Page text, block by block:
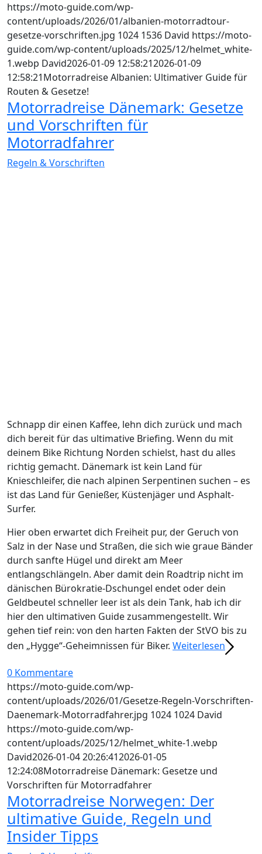
https://moto-guide.com/wp-
content/uploads/2026/01/albanien-motorradtour-
gesetze-vorschriften.jpg 1024 1536 David https://moto-
guide.com/wp-content/uploads/2025/12/helmet_white-
1.webp David2026-01-09 12:58:212026-01-09
12:58:21Motorradreise Albanien: Ultimativer Guide für
Routen & Gesetze!
Motorradreise Dänemark: Gesetze
und Vorschriften für
Motorradfahrer
Regeln & Vorschriften
Schnapp dir einen Kaffee, lehn dich zurück und mach
dich bereit für das ultimative Briefing. Wenn du mit
deinem Bike Richtung Norden schielst, hast du alles
richtig gemacht. Dänemark ist kein Land für
Knieschleifer, die nach alpinen Serpentinen suchen – es
ist das Land für Genießer, Küstenjäger und Asphalt-
Surfer.
Hier oben erwartet dich Freiheit pur, der Geruch von
Salz in der Nase und Straßen, die sich wie graue Bänder
durch sanfte Hügel und direkt am Meer
entlangschlängeln. Aber damit dein Roadtrip nicht im
dänischen Bürokratie-Dschungel endet oder dein
Geldbeutel schneller leer ist als dein Tank, hab ich dir
hier den ultimativen Guide zusammengestellt. Wir
gehen tief rein: von den harten Fakten der StVO bis zu
den „Hygge“-Geheimnissen für Biker. Weiterlesen
0 Kommentare
https://moto-guide.com/wp-
content/uploads/2026/01/Gesetze-Regeln-Vorschriften-
Daenemark-Motorradfahrer.jpg 1024 1024 David
https://moto-guide.com/wp-
content/uploads/2025/12/helmet_white-1.webp
David2026-01-04 20:26:412026-01-05
12:24:08Motorradreise Dänemark: Gesetze und
Vorschriften für Motorradfahrer
Motorradreise Norwegen: Der
ultimative Guide, Regeln und
Insider Tipps